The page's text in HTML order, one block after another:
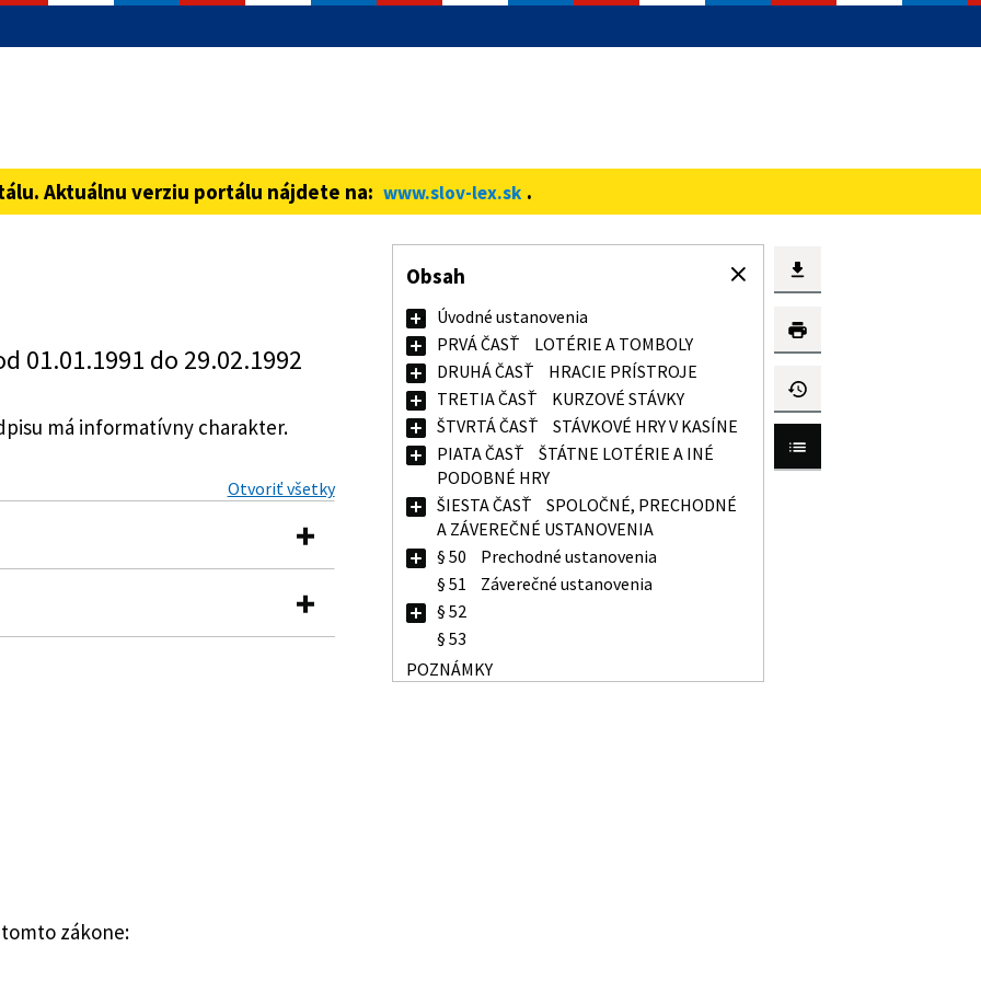
iba cez zabezpečenú
Aktuálnu verziu portálu nájdete na: www.slov-lex.sk .
01.01.1991 do 29.02.1992
má informatívny charakter.
Obsah
Úvodné ustanovenia
PRVÁ ČASŤ
LOTÉRIE A TOMBOLY
DRUHÁ ČASŤ
HRACIE PRÍSTROJE
TRETIA ČASŤ
KURZOVÉ STÁVKY
ŠTVRTÁ ČASŤ
STÁVKOVÉ HRY V KASÍNE
PIATA ČASŤ
ŠTÁTNE LOTÉRIE A INÉ
PODOBNÉ HRY
ŠIESTA ČASŤ
SPOLOČNÉ, PRECHODNÉ
A ZÁVEREČNÉ USTANOVENIA
§ 50
Prechodné ustanovenia
§ 51
Záverečné ustanovenia
§ 52
§ 53
POZNÁMKY
Otvoriť všetky
o lotériách a iných podobných
hrách
národnej rady č. 194/1990 Zb.
Slovenskej republiky o boji proti
zákone: